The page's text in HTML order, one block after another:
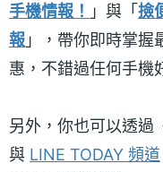
手機情報！ 」與「撿
報 」，帶你即時掌握
惠，不錯過任何手機
另外，你也可以透過
與 LINE TODAY 頻道